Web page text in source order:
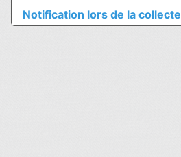
Notification lors de la collecte